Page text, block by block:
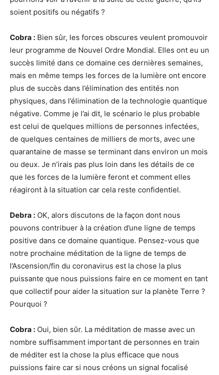
soient positifs ou négatifs ?
Cobra : Bien sûr, les forces obscures veulent promouvoir
leur programme de Nouvel Ordre Mondial. Elles ont eu un
succès limité dans ce domaine ces dernières semaines,
mais en même temps les forces de la lumière ont encore
plus de succès dans l’élimination des entités non
physiques, dans l’élimination de la technologie quantique
négative. Comme je l’ai dit, le scénario le plus probable
est celui de quelques millions de personnes infectées,
de quelques centaines de milliers de morts, avec une
quarantaine de masse se terminant dans environ un mois
ou deux. Je n’irais pas plus loin dans les détails de ce
que les forces de la lumière feront et comment elles
réagiront à la situation car cela reste confidentiel.
Debra : OK, alors discutons de la façon dont nous
pouvons contribuer à la création d’une ligne de temps
positive dans ce domaine quantique. Pensez-vous que
notre prochaine méditation de la ligne de temps de
l’Ascension/fin du coronavirus est la chose la plus
puissante que nous puissions faire en ce moment en tant
que collectif pour aider la situation sur la planète Terre ?
Pourquoi ?
Cobra : Oui, bien sûr. La méditation de masse avec un
nombre suffisamment important de personnes en train
de méditer est la chose la plus efficace que nous
puissions faire car si nous créons un signal focalisé